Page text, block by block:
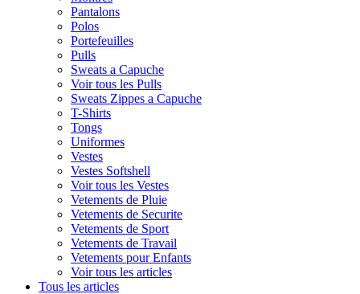
Pantalons
Polos
Portefeuilles
Pulls
Sweats a Capuche
Voir tous les Pulls
Sweats Zippes a Capuche
T-Shirts
Tongs
Uniformes
Vestes
Vestes Softshell
Voir tous les Vestes
Vetements de Pluie
Vetements de Securite
Vetements de Sport
Vetements de Travail
Vetements pour Enfants
Voir tous les articles
Tous les articles